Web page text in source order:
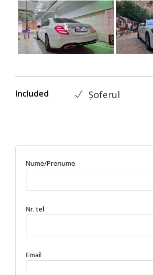
k
Included Șoferul
Nume/Prenume
Nr. tel
Email